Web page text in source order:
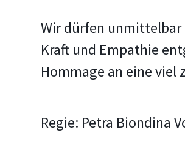
Wir dürfen unmittelbar
Kraft und Empathie
Hommage an eine
Regie: Petra Biondina